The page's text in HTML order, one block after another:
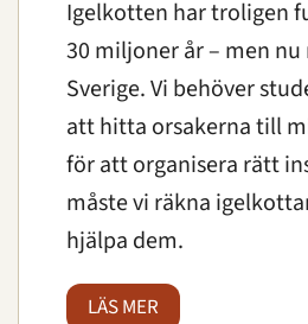
Igelkotten har troligen
30 miljoner år – men
Sverige. Vi behöver
att hitta orsakerna till
för att organisera rätt
måste vi räkna
hjälpa dem.
LÄS MER